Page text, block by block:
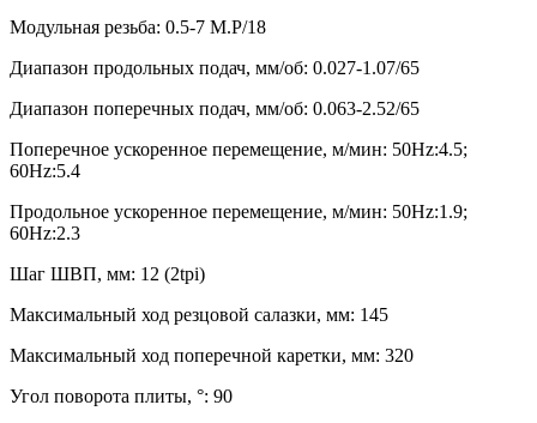
Модульная резьба: 0.5-7 M.P/18
Диапазон продольных подач, мм/об: 0.027-1.07/65
Диапазон поперечных подач, мм/об: 0.063-2.52/65
Поперечное ускоренное перемещение, м/мин: 50Hz:4.5;
60Hz:5.4
Продольное ускоренное перемещение, м/мин: 50Hz:1.9;
60Hz:2.3
Шаг ШВП, мм: 12 (2tpi)
Максимальный ход резцовой салазки, мм: 145
Максимальный ход поперечной каретки, мм: 320
Угол поворота плиты, °: 90